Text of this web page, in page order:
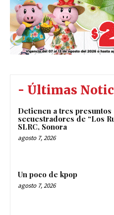
- Últimas
Detienen a tres presuntos
secuestradores de “Los
SLRC, Sonora
agosto 7, 2026
Un poco de kpop
agosto 7, 2026